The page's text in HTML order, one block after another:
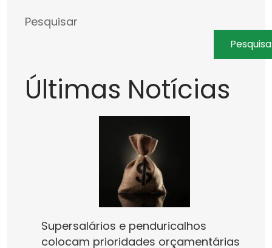
Pesquisar
Últimas Notícias
Supersalários e penduricalhos
colocam prioridades orçamentárias